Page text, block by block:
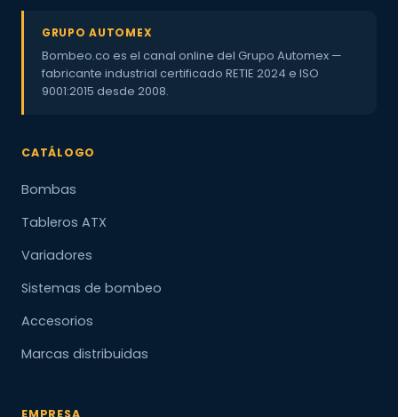
GRUPO AUTOMEX
Bombeo.co es el canal online del Grupo Automex —
fabricante industrial certificado RETIE 2024 e ISO
9001:2015 desde 2008.
CATÁLOGO
Bombas
Tableros ATX
Variadores
Sistemas de bombeo
Accesorios
Marcas distribuidas